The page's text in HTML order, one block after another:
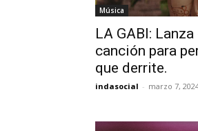
suscripción
información
Música
LA GABI:
canción para
que derrite.
indasocial - marzo 7,